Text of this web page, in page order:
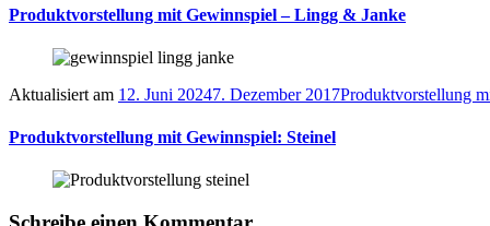
Produktvorstellung mit Gewinnspiel – Lingg & Janke
Aktualisiert am 12. Juni 20247. Dezember 2017Produktvorstellung
Produktvorstellung mit Gewinnspiel: Steinel